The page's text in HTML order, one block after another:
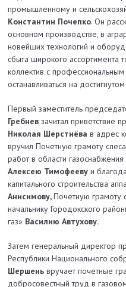
промышленному и
Константин Почепко. Он
основном производстве, в
новейших технологий и
сбыта широкого ассортимента
коллектив с
останавливаться на
Первый заместитель
Гребнев зачитал приветствие
Николая Шерстнёвав адрес
вручил Почетную грамоту
работ в области
Алексею Тимофееву и
капитального строительства
Анисимову,Почетную грамоту
начальнику Городок­ского
газ» Василию Автухову.
Затем генеральный директор
Республики Национального
Шершеньвручает почетные
добросовестный труд в